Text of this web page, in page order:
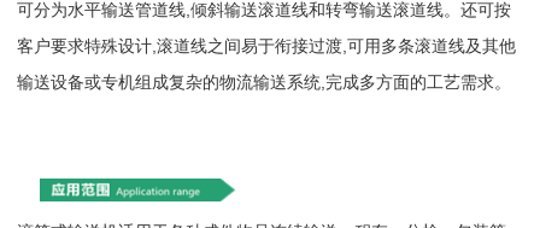
可分为水平输送管道线,倾斜输送滚道线和转弯输送滚道线。还可按
客户要求特殊设计,滚道线之间易于衔接过渡,可用多条滚道线及其他
输送设备或专机组成复杂的物流输送系统,完成多方面的工艺需求。